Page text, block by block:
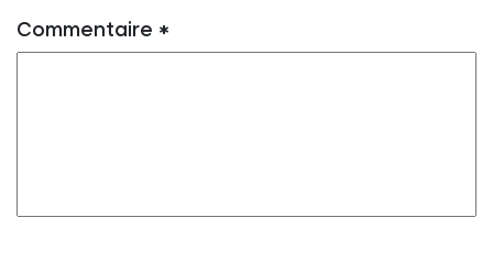
Commentaire *